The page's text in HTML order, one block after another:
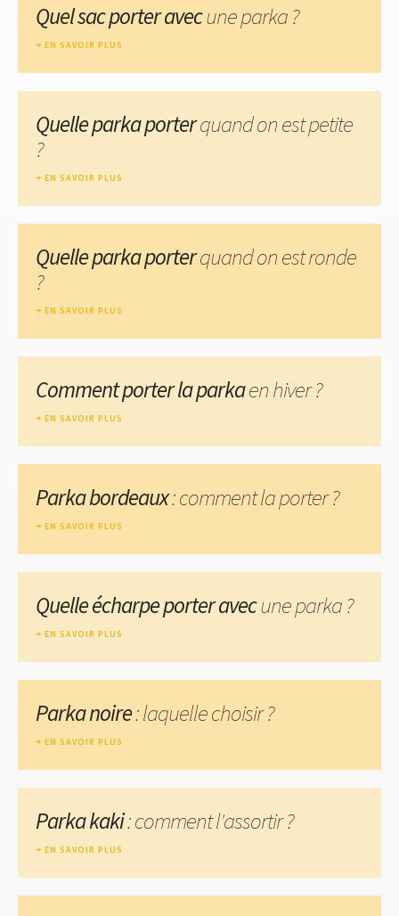
Quel sac porter avecune parka ?
EN SAVOIR PLUS
Quelle parka porterquand on est petite
?
EN SAVOIR PLUS
Quelle parka porterquand on est ronde
?
EN SAVOIR PLUS
Comment porter la parkaen hiver ?
EN SAVOIR PLUS
Parka bordeaux: comment la porter ?
EN SAVOIR PLUS
Quelle écharpe porter avecune parka ?
EN SAVOIR PLUS
Parka noire: laquelle choisir ?
EN SAVOIR PLUS
Parka kaki: comment l'assortir ?
EN SAVOIR PLUS